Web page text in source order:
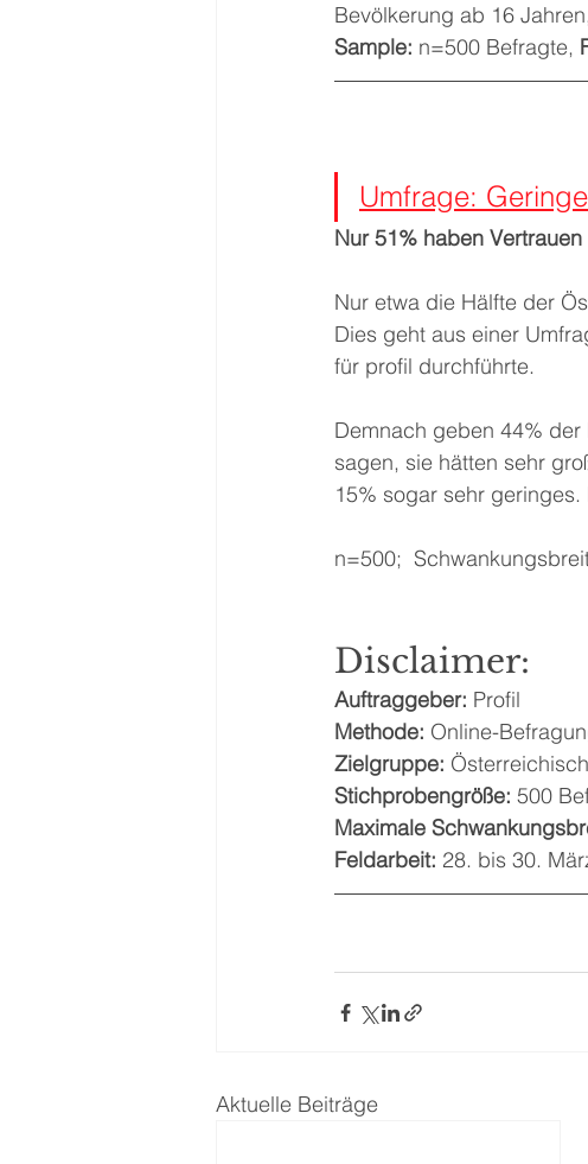
Bevölkerung ab 16
Sample: n=500 Befragte,
Umfrage:
Nur 51% haben Vertrauen
Nur etwa die Hälfte der
Dies geht aus einer
für profil durchführte.
Demnach geben 44%
sagen, sie hätten sehr
15% sogar sehr
n=500;
Disclaimer:
Auftraggeber: Profil
Methode: Online-
Zielgruppe:
Stichprobengröße: 500
Maximale
Feldarbeit: 28. bis 30.
Aktuelle Beiträge